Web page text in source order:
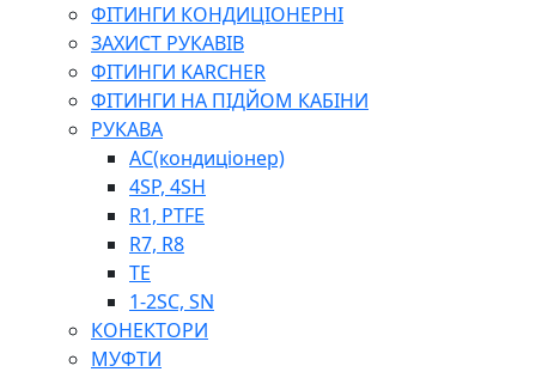
ФІТИНГИ КОНДИЦІОНЕРНІ
ЗАХИСТ РУКАВІВ
ФІТИНГИ KARCHER
ФІТИНГИ НА ПІДЙОМ КАБІНИ
РУКАВА
AC(кондиціонер)
4SP, 4SH
R1, PTFE
R7, R8
TE
1-2SC, SN
КОНЕКТОРИ
МУФТИ